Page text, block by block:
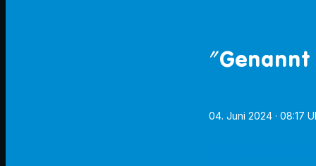
"Genannt
04. Juni 2024 · 08:17